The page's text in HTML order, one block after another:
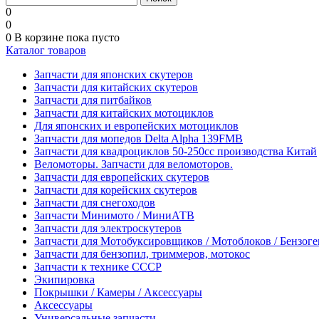
0
0
0 В корзине пока пусто
Каталог товаров
Запчасти для японских скутеров
Запчасти для китайских скутеров
Запчасти для питбайков
Запчасти для китайских мотоциклов
Для японских и европейских мотоциклов
Запчасти для мопедов Delta Alpha 139FMB
Запчасти для квадроциклов 50-250сс производства Китай
Веломоторы. Запчасти для веломоторов.
Запчасти для европейских скутеров
Запчасти для корейских скутеров
Запчасти для снегоходов
Запчасти Минимото / МиниАТВ
Запчасти для электроскутеров
Запчасти для Мотобуксировщиков / Мотоблоков /
Запчасти для бензопил, триммеров, мотокос
Запчасти к технике СССР
Экипировка
Покрышки / Камеры / Аксессуары
Аксессуары